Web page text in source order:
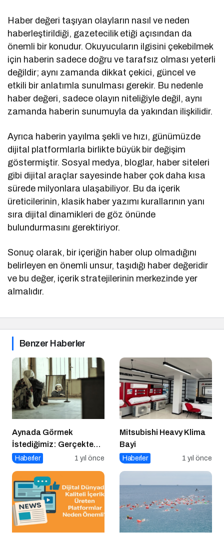
Haber değeri taşıyan olayların nasıl ve neden
haberleştirildiği, gazetecilik etiği açısından da
önemli bir konudur. Okuyucuların ilgisini çekebilmek
için haberin sadece doğru ve tarafsız olması yeterli
değildir; aynı zamanda dikkat çekici, güncel ve
etkili bir anlatımla sunulması gerekir. Bu nedenle
haber değeri, sadece olayın niteliğiyle değil, aynı
zamanda haberin sunumuyla da yakından ilişkilidir.
Ayrıca haberin yayılma şekli ve hızı, günümüzde
dijital platformlarla birlikte büyük bir değişim
göstermiştir. Sosyal medya, bloglar, haber siteleri
gibi dijital araçlar sayesinde haber çok daha kısa
sürede milyonlara ulaşabiliyor. Bu da içerik
üreticilerinin, klasik haber yazımı kurallarının yanı
sıra dijital dinamikleri de göz önünde
bulundurmasını gerektiriyor.
Sonuç olarak, bir içeriğin haber olup olmadığını
belirleyen en önemli unsur, taşıdığı haber değeridir
ve bu değer, içerik stratejilerinin merkezinde yer
almalıdır.
Benzer Haberler
Aynada Görmek
İstediğimiz: Gerçekten
Kimiz?
Haberler 1 yıl önce
Mitsubishi Heavy Klima
Bayi
Haberler 1 yıl önce